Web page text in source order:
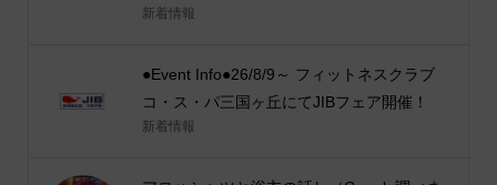
新着情報
●Event Info●26/8/9～ フィットネスクラブ
コ・ス・パ三国ヶ丘にてJIBフェア開催！
新着情報